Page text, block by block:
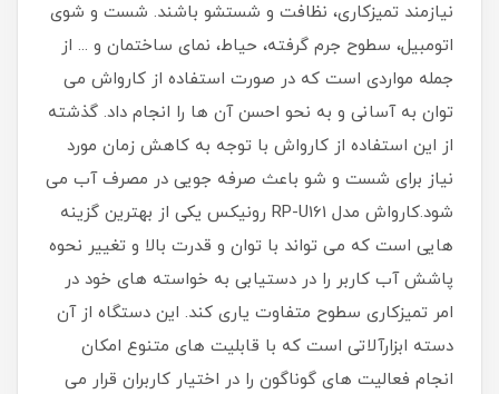
نیازمند تمیزکاری، نظافت و شستشو باشند. شست و شوی
اتومبیل، سطوح جرم گرفته، حیاط، نمای ساختمان و ... از
جمله مواردی است که در صورت استفاده از کارواش می
توان به آسانی و به نحو احسن آن ها را انجام داد. گذشته
از این استفاده از کارواش با توجه به کاهش زمان مورد
نیاز برای شست و شو باعث صرفه جویی در مصرف آب می
شود.کارواش مدل RP-U161 رونیکس یکی از بهترین گزینه
هایی است که می تواند با توان و قدرت بالا و تغییر نحوه
پاشش آب کاربر را در دستیابی به خواسته های خود در
امر تمیزکاری سطوح متفاوت یاری کند. این دستگاه از آن
دسته ابزارآلاتی است که با قابلیت های متنوع امکان
انجام فعالیت های گوناگون را در اختیار کاربران قرار می